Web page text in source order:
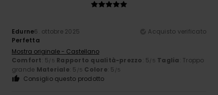
Edurne6. ottobre 2025
Acquisto verificato
Perfetta
Mostra originale - Castellano
Comfort: 5/5 Rapporto qualità-prezzo: 5/5 Taglia: Troppo
grande Materiale: 5 /5 Colore: 5 /5
Consiglio questo prodotto